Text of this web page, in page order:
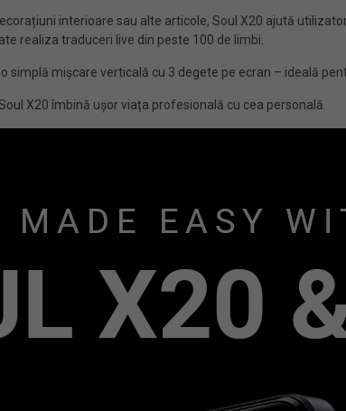
interioare sau alte articole, Soul X20 ajută
realiza traduceri live din peste 100 de limbi.
mișcare verticală cu 3 degete pe ecran – ideală
X20 îmbină ușor viața profesională cu cea personală.